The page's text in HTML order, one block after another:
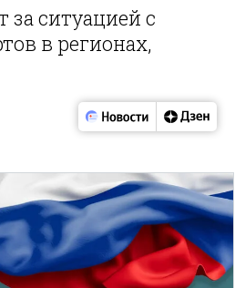
за ситуацией с
в регионах,